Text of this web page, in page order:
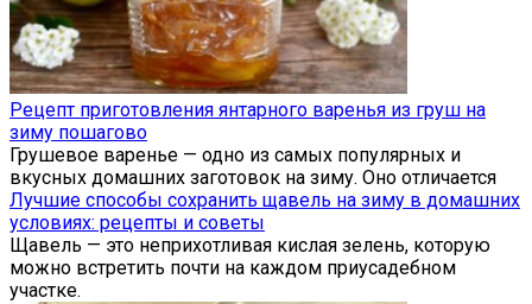
Рецепт приготовления янтарного варенья из груш на
зиму пошагово
Грушевое варенье — одно из самых популярных и
вкусных домашних заготовок на зиму. Оно отличается
Лучшие способы сохранить щавель на зиму в домашних
условиях: рецепты и советы
Щавель — это неприхотливая кислая зелень, которую
можно встретить почти на каждом приусадебном
участке.